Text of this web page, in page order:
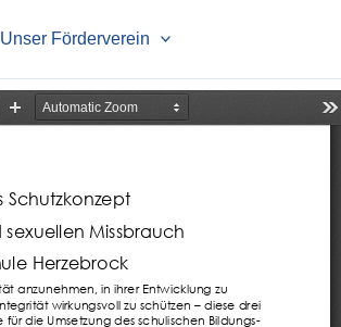
Unser Förderverein